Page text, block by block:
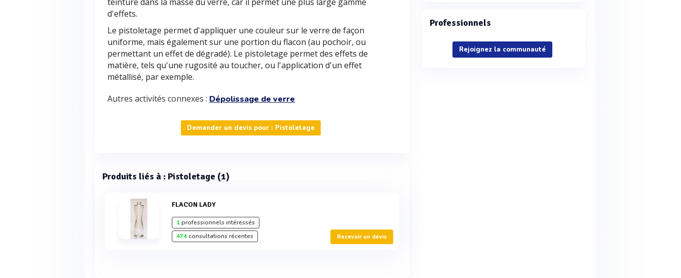
d'effets.
Le pistoletage permet d'appliquer une couleur sur le verre de façon
uniforme, mais également sur une portion du flacon (au pochoir, ou
permettant un effet de dégradé). Le pistoletage permet des effets de
matière, tels qu'une rugosité au toucher, ou l'application d'un effet
métallisé, par exemple.
Autres activités connexes : Dépolissage de verre
Demander un devis pour : Pistoletage
Produits liés à : Pistoletage (1)
FLACON LADY
1professionnels intéressés
474consultations récentes Recevoir un devis
Professionnels
Rejoignez la communauté